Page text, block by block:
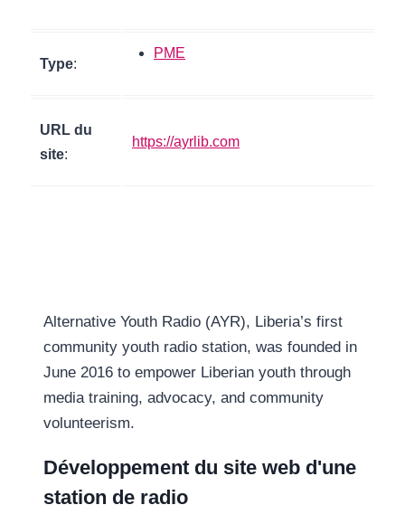
Type:
PME
URL du
site:
https://ayrlib.com
Alternative Youth Radio (AYR), Liberia’s first
community youth radio station, was founded in
June 2016 to empower Liberian youth through
media training, advocacy, and community
volunteerism.
Développement du site web d'une
station de radio